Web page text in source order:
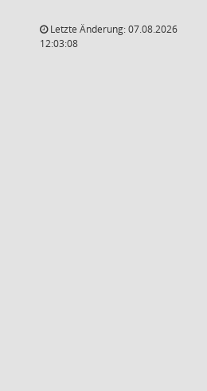
Letzte Änderung: 07.08.2026
12:03:08